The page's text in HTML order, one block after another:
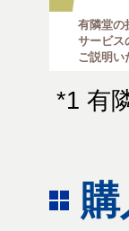
有隣堂の
サービス
ご説明い
*1 有